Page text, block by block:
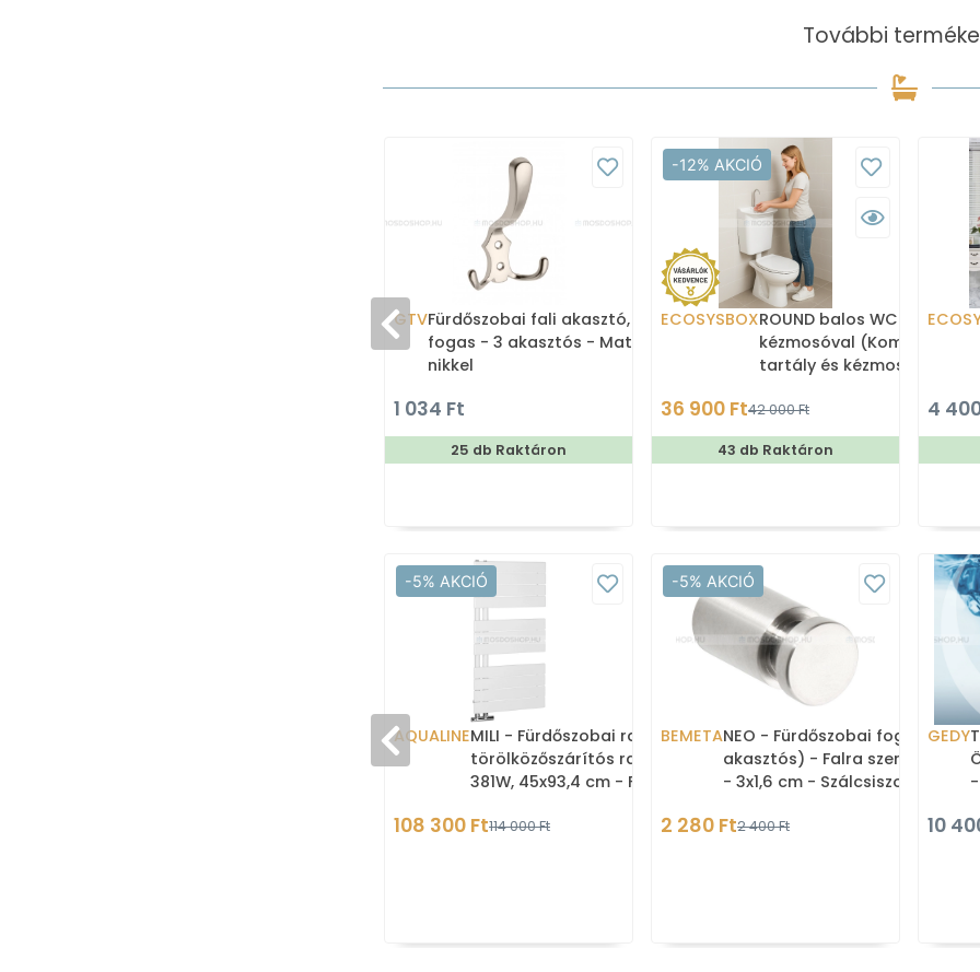
További
GTVFürdőszobai fali akasztó,
fogas - 3 akasztós - Matt
nikkel
1 034 Ft
25 db Raktáron
-12% AKCIÓ
ECOSYSBOXROUND balos WC tartály
kézmosóval (Kombi WC
tartály és kézmosó)
36 900 Ft42 000 Ft
43 db Raktáron
4
-5% AKCIÓ
AQUALINEMILI - Fürdőszobai radiátor,
törölközőszárítós radiátor,
381W, 45x93,4 cm - Fehér
108 300 Ft114 000 Ft
-5% AKCIÓ
BEMETANEO - Fürdőszobai fogas (1
akasztós) - Falra szerelhető
- 3x1,6 cm - Szálcsiszolt
2 280 Ft2 400 Ft
GEDY
10